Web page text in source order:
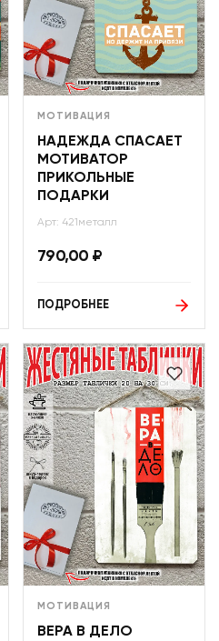
МОТИВАЦИЯ
НАДЕЖДА СПАСАЕТ
МОТИВАТОР
ПРИКОЛЬНЫЕ
ПОДАРКИ
Арт: 421металл
790,00 ₽
ПОДРОБНЕЕ
МОТИВАЦИЯ
ВЕРА В ДЕЛО